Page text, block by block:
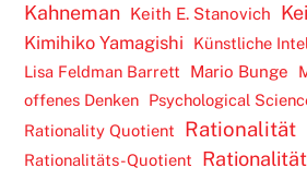
Kahneman Keith E. Stanovich
Kimihiko Yamagishi
Künstliche
Lisa Feldman Barrett
Mario Bunge
offenes Denken Psychological
Rationality Quotient
Rationalität
Rationalitäts-Quotient